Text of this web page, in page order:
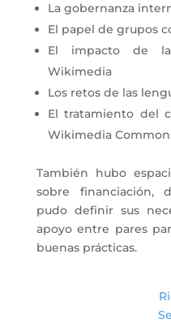
La gobernanza
El papel de grupos
El impacto de
Wikimedia
Los retos de las
El tratamiento del
Wikimedia
También hubo
sobre financiación,
pudo definir sus
apoyo entre pares
buenas prácticas.